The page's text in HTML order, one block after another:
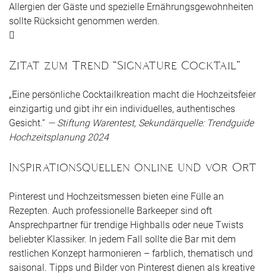
Allergien der Gäste und spezielle Ernährungsgewohnheiten
sollte Rücksicht genommen werden.
Zitat zum Trend “Signature Cocktail”
„Eine persönliche Cocktailkreation macht die Hochzeitsfeier
einzigartig und gibt ihr ein individuelles, authentisches
Gesicht.“ — Stiftung Warentest, Sekundärquelle: Trendguide
Hochzeitsplanung 2024
Inspirationsquellen online und vor Ort
Pinterest und Hochzeitsmessen bieten eine Fülle an
Rezepten. Auch professionelle Barkeeper sind oft
Ansprechpartner für trendige Highballs oder neue Twists
beliebter Klassiker. In jedem Fall sollte die Bar mit dem
restlichen Konzept harmonieren – farblich, thematisch und
saisonal. Tipps und Bilder von Pinterest dienen als kreative